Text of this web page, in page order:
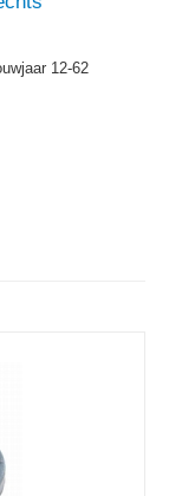
12-62